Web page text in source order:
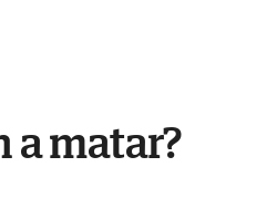
a matar?